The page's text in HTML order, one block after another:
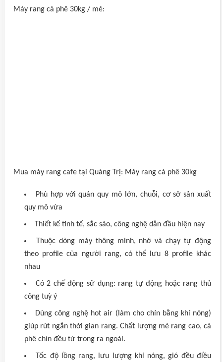
Máy rang cà phê 30kg / mẻ:
Mua máy rang cafe tại Quảng Trị: Máy rang cà phê 30kg
Phù hợp với quán quy mô lớn, chuỗi, cơ sở sản xuất
quy mô vừa
Thiết kế tinh tế, sắc sảo, công nghệ dẫn đầu hiện nay
Thuộc dòng máy thông minh, nhớ và chạy tự động
theo profile của người rang, có thể lưu 8 profile khác
nhau
Có 2 chế động sử dụng: rang tự động hoặc rang thủ
công tuỳ ý
Dùng công nghệ hot air (làm cho chín bằng khí nóng)
giúp rút ngắn thời gian rang. Chất lượng mẻ rang cao, cà
phê chín đều từ trong ra ngoài.
Tốc độ lồng rang, lưu lượng khí nóng, gió đều điều